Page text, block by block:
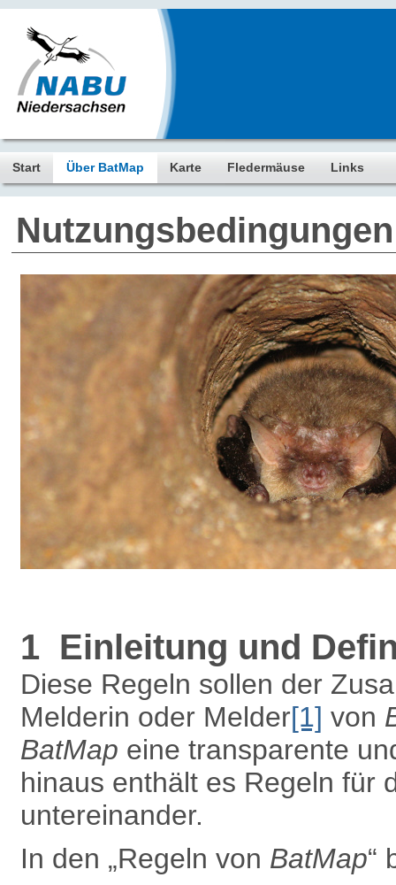
Start Über BatMap Karte Fledermäuse Links
Nutzungsbedingungen
1 Einleitung und
Diese Regeln sollen der
Melderin oder Melder[1] von
BatMap eine transparente
hinaus enthält es Regeln für
untereinander.
In den „Regeln von BatMap“